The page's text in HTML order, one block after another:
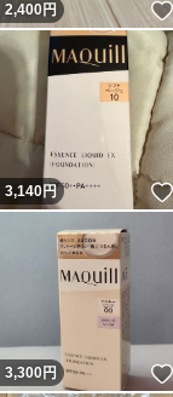
2,400円
3,140円
3,300円